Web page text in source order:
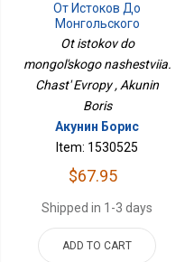
От Истоков До
Монгольского
Нашествия. Часть
РОССИЙСКОГО
ГОСУДАРСТВА Том I
Ot istokov do
mongol'skogo nashestviia.
Chast' Evropy , Akunin
Boris
Акунин Борис
Item: 1530525
$67.95
Shipped in 1-3 days
ADD TO CART